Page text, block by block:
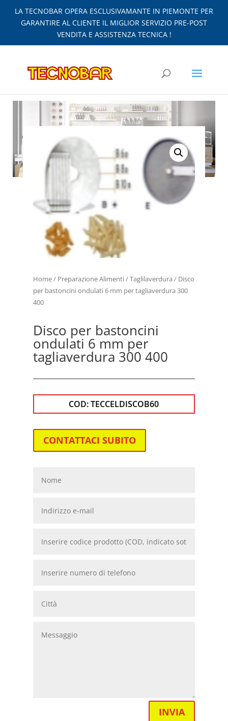
LA TECNOBAR OPERA ESCLUSIVAMANTE IN PIEMONTE PER
GARANTIRE AL CLIENTE IL MIGLIOR SERVIZIO PRE-POST
VENDITA E ASSISTENZA TECNICA !
Home/ Preparazione Alimenti/Taglilaverdura / Disco
per bastoncini ondulati 6 mm per tagliaverdura 300
400
Disco per bastoncini
ondulati 6 mm per
tagliaverdura 300 400
COD:TECCELDISCOB60
CONTATTACI SUBITO
INVIA